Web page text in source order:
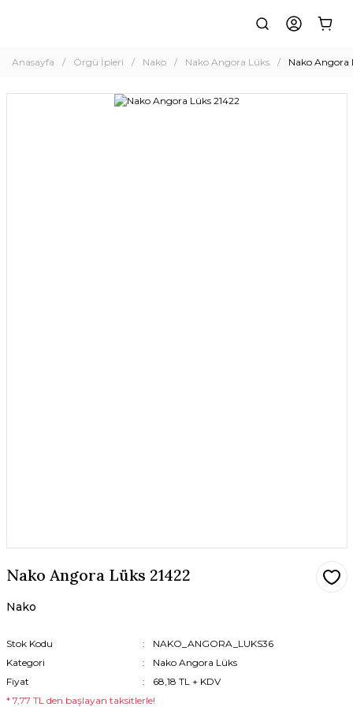
Anasayfa Örgü İpleri Nako Nako Angora Lüks Nako Angora
Nako Angora Lüks 21422
Nako
Stok Kodu
NAKO_ANGORA_LUKS36
Kategori
Nako Angora Lüks
Fiyat
68,18 TL + KDV
* 7,77 TL den başlayan taksitlerle!